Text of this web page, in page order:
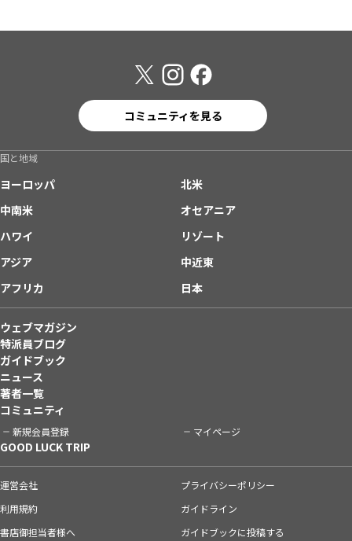
コミュニティを見る
国と地域
ヨーロッパ
北米
中南米
オセアニア
ハワイ
リゾート
アジア
中近東
アフリカ
日本
ウェブマガジン
特派員ブログ
ガイドブック
ニュース
著者一覧
コミュニティ
新規会員登録 マイページ
GOOD LUCK TRIP
運営会社
プライバシーポリシー
利用規約
ガイドライン
書店御担当者様へ
ガイドブックに投稿する